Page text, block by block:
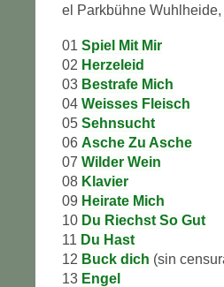
el Parkbühne
01 Spiel Mit Mir
02 Herzeleid
03 Bestrafe Mich
04 Weisses Fleisch
05 Sehnsucht
06 Asche Zu Asche
07 Wilder Wein
08 Klavier
09 Heirate Mich
10 Du Riechst So Gut
11 Du Hast
12 Buck dich (sin
13 Engel